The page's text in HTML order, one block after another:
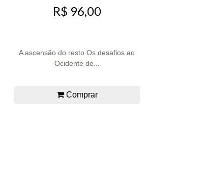
R$ 96,00
A ascensão do resto Os desafios ao
Ocidente de...
Comprar